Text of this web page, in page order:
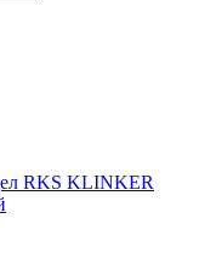
RKS KLINKER